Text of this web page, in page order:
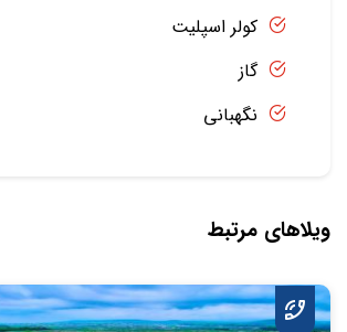
کولر اسپلیت
گاز
نگهبانی
ویلاهای مرتبط